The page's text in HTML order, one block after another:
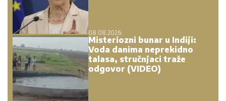
08.08.2026.
Misteriozni bunar u Indiji:
Voda danima neprekidno
talasa, stručnjaci traže
odgovor (VIDEO)